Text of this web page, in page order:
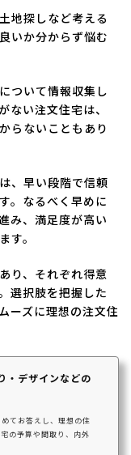
地探しなど考える
いか分からず悩む
ついて情報収集し
ない注文住宅は、
らないこともあり
、早い段階で信頼
。なるべく早めに
み、満足度が高い
す。
り、それぞれ得意
選択肢を把握した
ーズに理想の注文住
・デザインなどの
てお答えし、理想の住
の予算や間取り、内外